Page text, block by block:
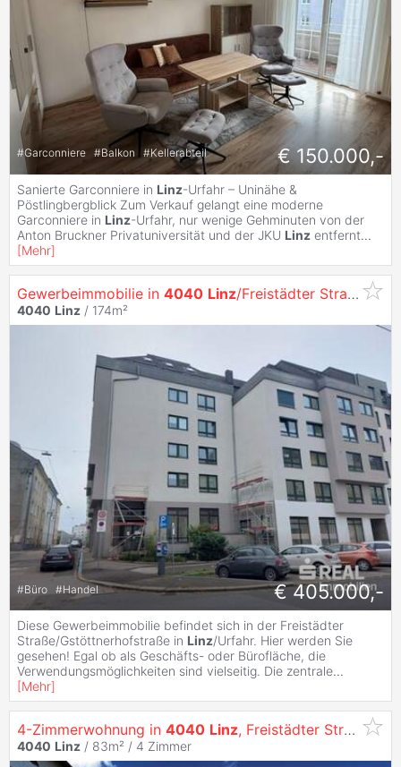
#Garconniere #Balkon #Kellerabteil € 150.000,-
Sanierte Garconniere in Linz-Urfahr – Uninähe &
Pöstlingbergblick Zum Verkauf gelangt eine moderne
Garconniere in Linz-Urfahr, nur wenige Gehminuten von der
Anton Bruckner Privatuniversität und der JKU Linz entfernt...
[Mehr]
Gewerbeimmobilie in 4040 Linz/Freistädter Straße
4040 Linz / 174m²
#Büro #Handel € 405.000,-
Diese Gewerbeimmobilie befindet sich in der Freistädter
Straße/Gstöttnerhofstraße in Linz/Urfahr. Hier werden Sie
gesehen! Egal ob als Geschäfts- oder Bürofläche, die
Verwendungsmöglichkeiten sind vielseitig. Die zentrale...
[Mehr]
4-Zimmerwohnung in 4040 Linz, Freistädter Straße 86 Top 4
4040 Linz / 83m² / 4 Zimmer